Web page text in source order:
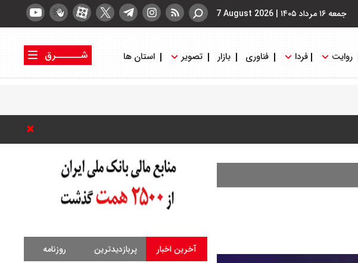
جمعه ۱۶ مرداد ۱۴۰۵ |
7 August 2026
روایت فردا فناوری بازار تصویر استان ها
شــــــرق
آخرین اخبار پربازدیدترین روزنامه